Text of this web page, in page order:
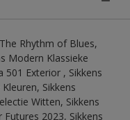
Rhythm of Blues,
Modern Klassieke
501 Exterior , Sikkens
Sikkens
Witten, Sikkens
2023, Sikkens